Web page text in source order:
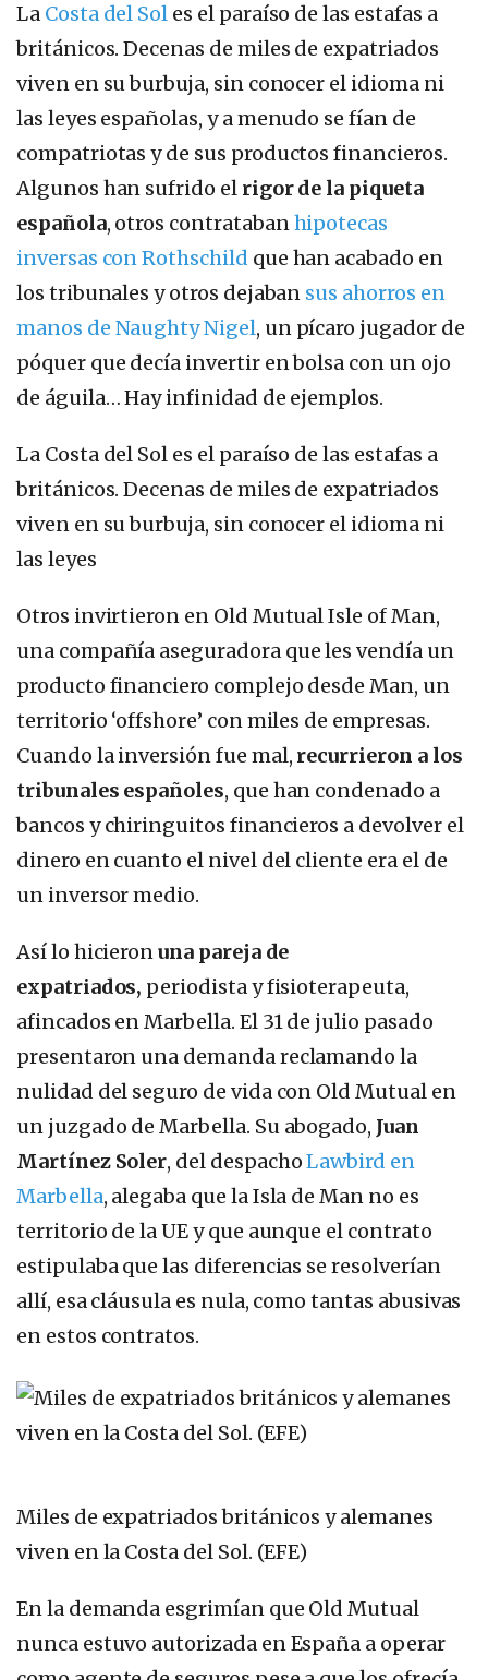
La Costa del Sol es el paraíso de las estafas a
británicos. Decenas de miles de expatriados
viven en su burbuja, sin conocer el idioma ni
las leyes españolas, y a menudo se fían de
compatriotas y de sus productos financieros.
Algunos han sufrido el rigor de la piqueta
española, otros contratabanhipotecas
inversas con Rothschild que han acabado en
los tribunales y otros dejaban sus ahorros en
manos de Naughty Nigel, un pícaro jugador de
póquer que decía invertir en bolsa con un ojo
de águila… Hay infinidad de ejemplos.
La Costa del Sol es el paraíso de las estafas a
británicos. Decenas de miles de expatriados
viven en su burbuja, sin conocer el idioma ni
las leyes
Otros invirtieron en Old Mutual Isle of Man,
una compañía aseguradora que les vendía un
producto financiero complejo desde Man, un
territorio ‘offshore’ con miles de empresas.
Cuando la inversión fue mal, recurrieron a los
tribunales españoles, que han condenado a
bancos y chiringuitos financieros a devolver el
dinero en cuanto el nivel del cliente era el de
un inversor medio.
Así lo hicieronuna pareja de
expatriados, periodista y fisioterapeuta,
afincados en Marbella. El 31 de julio pasado
presentaron una demanda reclamando la
nulidad del seguro de vida con Old Mutual en
un juzgado de Marbella. Su abogado, Juan
Martínez Soler, del despachoLawbird en
Marbella, alegaba que la Isla de Man no es
territorio de la UE y que aunque el contrato
estipulaba que las diferencias se resolverían
allí, esa cláusula es nula, como tantas abusivas
en estos contratos.
Miles de expatriados británicos y alemanes
viven en la Costa del Sol. (EFE)
En la demanda esgrimían que Old Mutual
nunca estuvo autorizada en España a operar